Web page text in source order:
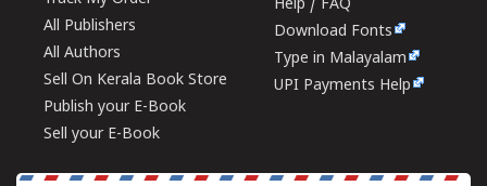
All Publishers
All Authors
Sell On Kerala Book Store
Publish your E-Book
Sell your E-Book
Help / FAQ
Download Fonts
Type in Malayalam
UPI Payments Help